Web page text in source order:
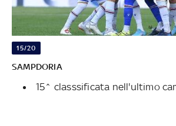
15/20
SAMPDORIA
15^ classsificata nell'ultimo